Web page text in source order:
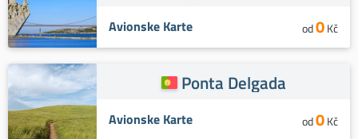
Avionske Karte od0Kč
Ponta Delgada
Avionske Karte od0Kč